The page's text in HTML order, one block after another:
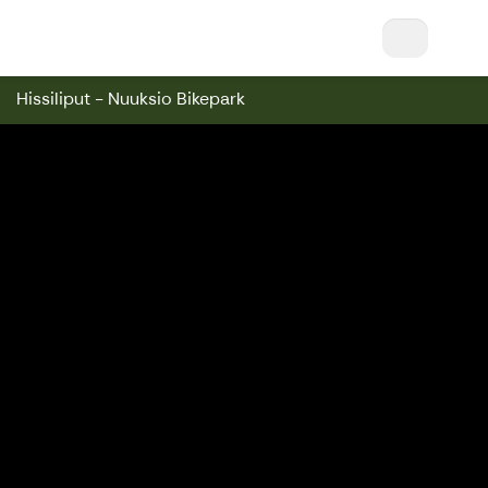
Hissiliput - Nuuksio Bikepark